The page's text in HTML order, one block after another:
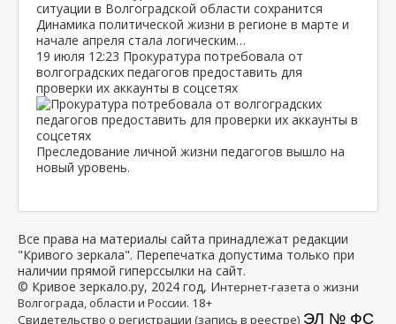
Динамика политической жизни в регионе в марте и
начале апреля стала логическим…
19 июля 12:23 Прокуратура потребовала от
волгоградских педагогов предоставить для
проверки их аккаунты в соцсетях
Преследование личной жизни педагогов вышло на
новый уровень.
Все права на материалы сайта принадлежат редакции
"Кривого зеркала". Перепечатка допустима только при
наличии прямой гиперссылки на сайт.
© Кривое зеркало.ру, 2024 год, Интернет-газета о жизни
Волгограда, области и России. 18+
Свидетельство о регистрации (запись в реестре) ЭЛ № ФС